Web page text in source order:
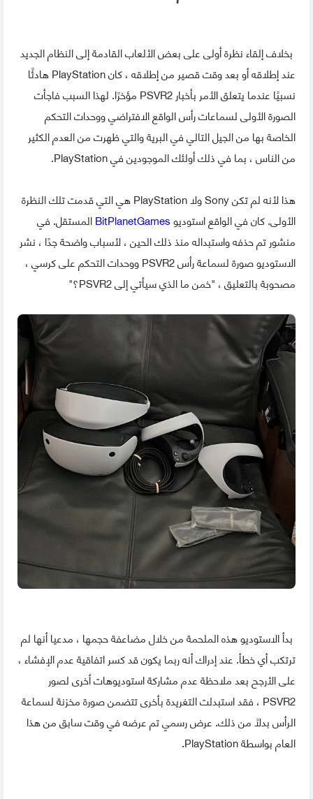
بخلاف إلقاء نظرة أولى على بعض الألعاب القادمة إلى النظام الجديد
عند إطلاقه أو بعد وقت قصير من إطلاقه ، كان PlayStation هادئًا
نسبيًا عندما يتعلق الأمر بأخبار PSVR2 مؤخرًا. لهذا السبب فاجأت
الصورة الأولى لسماعات رأس الواقع الافتراضي ووحدات التحكم
الخاصة بها من الجيل التالي في البرية والتي ظهرت من العدم الكثير
من الناس ، بما في ذلك أولئك الموجودين في PlayStation.
هذا لأنه لم تكن Sony ولا PlayStation هي التي قدمت تلك النظرة
الأولى. كان في الواقع استوديوBitPlanetGamesالمستقل. في
منشور تم حذفه واستبداله منذ ذلك الحين ، لأسباب واضحة جدًا ، نشر
الاستوديو صورة لسماعة رأس PSVR2 ووحدات التحكم على كرسي ،
مصحوبة بالتعليق ، "خمن ما الذي سيأتي إلى PSVR2؟"
بدأ الاستوديو هذه الملحمة من خلال مضاعفة حجمها ، مدعيا أنها لم
ترتكب أي خطأ. عند إدراك أنه ربما يكون قد كسر اتفاقية عدم الإفشاء ،
على الأرجح بعد ملاحظة عدم مشاركة استوديوهات أخرى لصور
PSVR2 ، فقد استبدلت التغريدة بأخرى تتضمن صورة مخزنة لسماعة
الرأس بدلاً من ذلك. عرض رسمي تم عرضه في وقت سابق من هذا
العام بواسطة PlayStation.